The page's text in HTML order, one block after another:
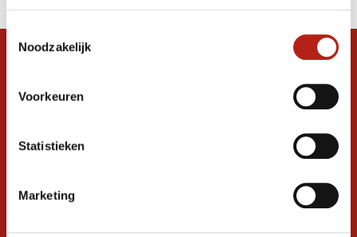
Toestemmingsselectie
Noodzakelijk
Voorkeuren
Statistieken
Marketing
Stel je vraag in de chat, en we helpen je
graag verder. 24/7
Volg ons
promoties